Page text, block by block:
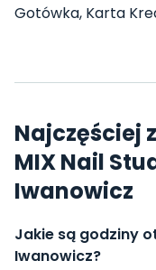
Gotówka, Karta
Najczęściej
MIX Nail
Iwanowicz
Jakie są godziny
Iwanowicz?